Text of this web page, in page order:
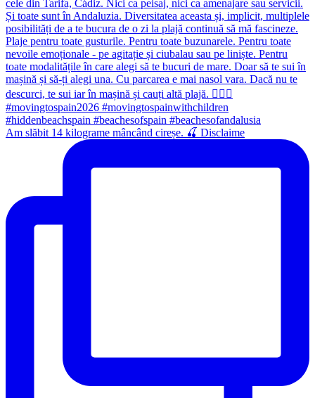
Am slăbit 14 kilograme mâncând cireșe. 🍒 Disclaime